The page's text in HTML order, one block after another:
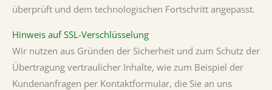
überprüft und dem technologischen Fortschritt angepasst.
Hinweis auf SSL-Verschlüsselung
Wir nutzen aus Gründen der Sicherheit und zum Schutz der
Übertragung vertraulicher Inhalte, wie zum Beispiel der
Kundenanfragen per Kontaktformular, die Sie an uns